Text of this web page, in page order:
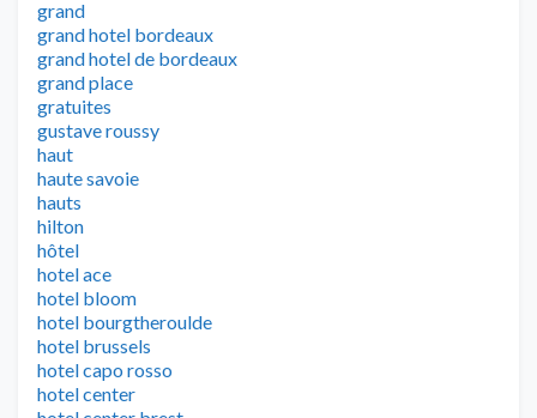
grand
grand hotel bordeaux
grand hotel de bordeaux
grand place
gratuites
gustave roussy
haut
haute savoie
hauts
hilton
hôtel
hotel ace
hotel bloom
hotel bourgtheroulde
hotel brussels
hotel capo rosso
hotel center